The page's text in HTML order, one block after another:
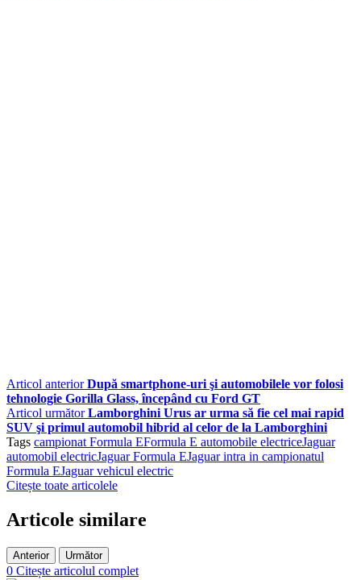
Articol anterior După smartphone-uri şi automobilele vor folosi
tehnologie Gorilla Glass, începând cu Ford GT
Articol următor Lamborghini Urus ar urma să fie cel mai rapid
SUV şi primul automobil hibrid al celor de la Lamborghini
Tags campionat Formula EFormula E automobile electriceJaguar
automobil electricJaguar Formula EJaguar intra in campionatul
Formula EJaguar vehicul electric
Citește toate articolele
Articole similare
Anterior Următor
0 Citește articolul complet